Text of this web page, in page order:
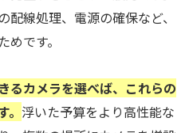
線処理、電源の確保など、
です。
るカメラを選べば、これらの
浮いた予算をより高性能な